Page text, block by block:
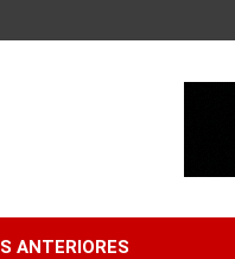
ANTERIORES